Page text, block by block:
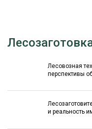
Лесовозная
перспективы
и реальность